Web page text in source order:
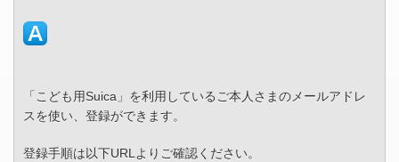
「こども用Suica」を利用しているご本人さまのメールアドレ
スを使い、登録ができます。
登録手順は以下URLよりご確認ください。